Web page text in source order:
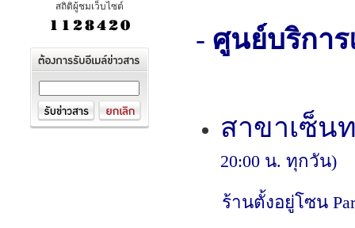
สถิติผู้ชมเว็บไซต์
- ศูนย์บริกา
สาขาเซ็น
20:00 น. ทุกวัน)
ร้านตั้งอยู่โซน